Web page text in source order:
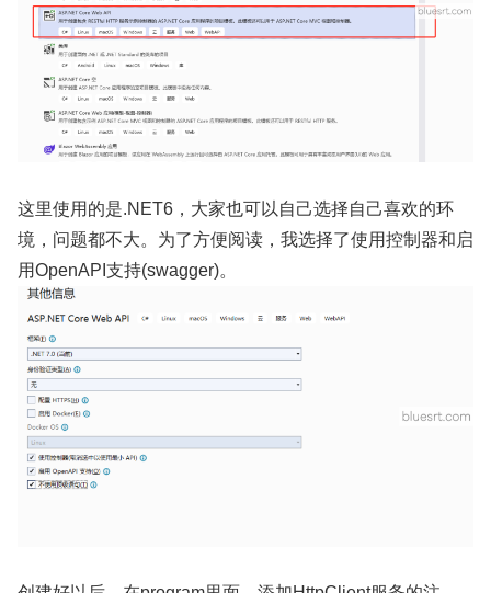
这里使用的是.NET6，大家也可以自己选择自己喜欢的环
境，问题都不大。为了方便阅读，我选择了使用控制器和启
用OpenAPI支持(swagger)。